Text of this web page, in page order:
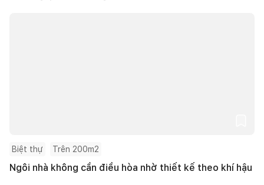
Biệt thự Trên 200m2
Ngôi nhà không cần điều hòa nhờ thiết kế theo khí hậu